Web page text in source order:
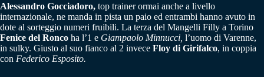
Alessandro Gocciadoro, top trainer ormai anche a livello
internazionale, ne manda in pista un paio ed entrambi hanno avuto in
dote al sorteggio numeri fruibili. La terza del Mangelli Filly a Torino
Fenice del Ronco ha l’1 e Giampaolo Minnucci, l’uomo di Varenne,
in sulky. Giusto al suo fianco al 2 invece Floy di Girifalco, in coppia
con Federico Esposito.